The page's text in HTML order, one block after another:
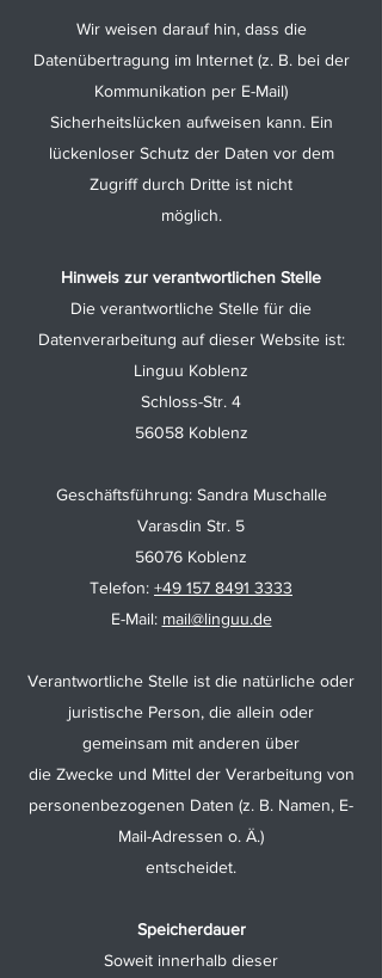
Wir weisen darauf hin, dass die
Datenübertragung im Internet (z. B. bei der
Kommunikation per E-Mail)
Sicherheitslücken aufweisen kann. Ein
lückenloser Schutz der Daten vor dem
Zugriff durch Dritte ist nicht
möglich.
Hinweis zur verantwortlichen Stelle
Die verantwortliche Stelle für die
Datenverarbeitung auf dieser Website ist:
Linguu Koblenz
Schloss-Str. 4
56058 Koblenz
Geschäftsführung: Sandra Muschalle
Varasdin Str. 5
56076 Koblenz
Telefon: +49 157 8491 3333
E-Mail: mail@linguu.de
Verantwortliche Stelle ist die natürliche oder
juristische Person, die allein oder
gemeinsam mit anderen über
die Zwecke und Mittel der Verarbeitung von
personenbezogenen Daten (z. B. Namen, E-
Mail-Adressen o. Ä.)
entscheidet.
Speicherdauer
Soweit innerhalb dieser